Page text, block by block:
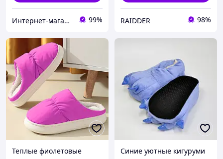
Интернет-магазин «Сокровища Востока» — качественные товары из Японии и Кореи 99% RAIDDER 98%
Теплые фиолетовые Синие уютные кигуруми